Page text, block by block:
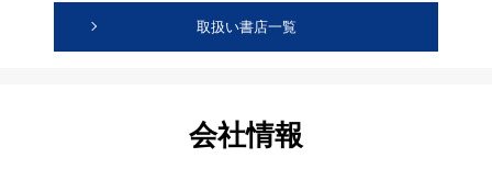
取扱い書店一覧
会社情報